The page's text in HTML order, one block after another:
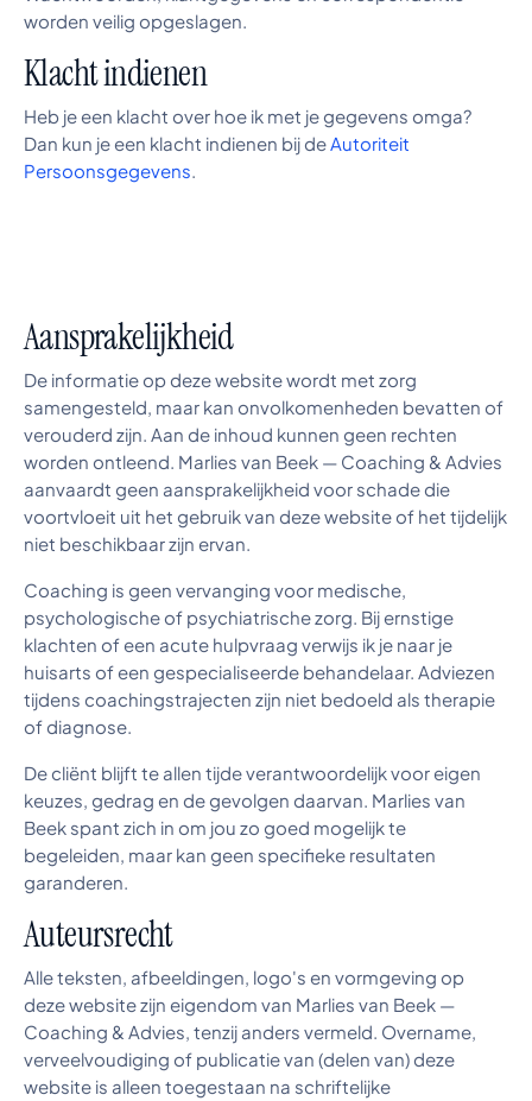
worden veilig opgeslagen.
Klacht indienen
Heb je een klacht over hoe ik met je gegevens omga?
Dan kun je een klacht indienen bij deAutoriteit
Persoonsgegevens.
Aansprakelijkheid
De informatie op deze website wordt met zorg
samengesteld, maar kan onvolkomenheden bevatten of
verouderd zijn. Aan de inhoud kunnen geen rechten
worden ontleend. Marlies van Beek — Coaching & Advies
aanvaardt geen aansprakelijkheid voor schade die
voortvloeit uit het gebruik van deze website of het tijdelijk
niet beschikbaar zijn ervan.
Coaching is geen vervanging voor medische,
psychologische of psychiatrische zorg. Bij ernstige
klachten of een acute hulpvraag verwijs ik je naar je
huisarts of een gespecialiseerde behandelaar. Adviezen
tijdens coachingstrajecten zijn niet bedoeld als therapie
of diagnose.
De cliënt blijft te allen tijde verantwoordelijk voor eigen
keuzes, gedrag en de gevolgen daarvan. Marlies van
Beek spant zich in om jou zo goed mogelijk te
begeleiden, maar kan geen specifieke resultaten
garanderen.
Auteursrecht
Alle teksten, afbeeldingen, logo's en vormgeving op
deze website zijn eigendom van Marlies van Beek —
Coaching & Advies, tenzij anders vermeld. Overname,
verveelvoudiging of publicatie van (delen van) deze
website is alleen toegestaan na schriftelijke